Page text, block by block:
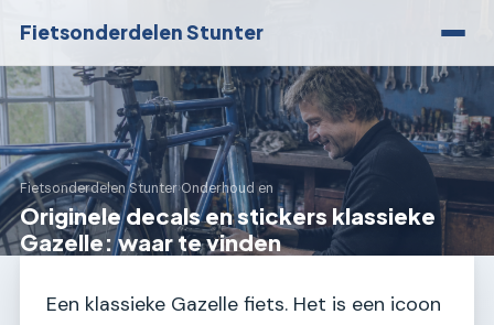
Fietsonderdelen Stunter
Fietsonderdelen Stunter›Onderhoud en
Originele decals en stickers klassieke
Gazelle: waar te vinden
Een klassieke Gazelle fiets. Het is een icoon